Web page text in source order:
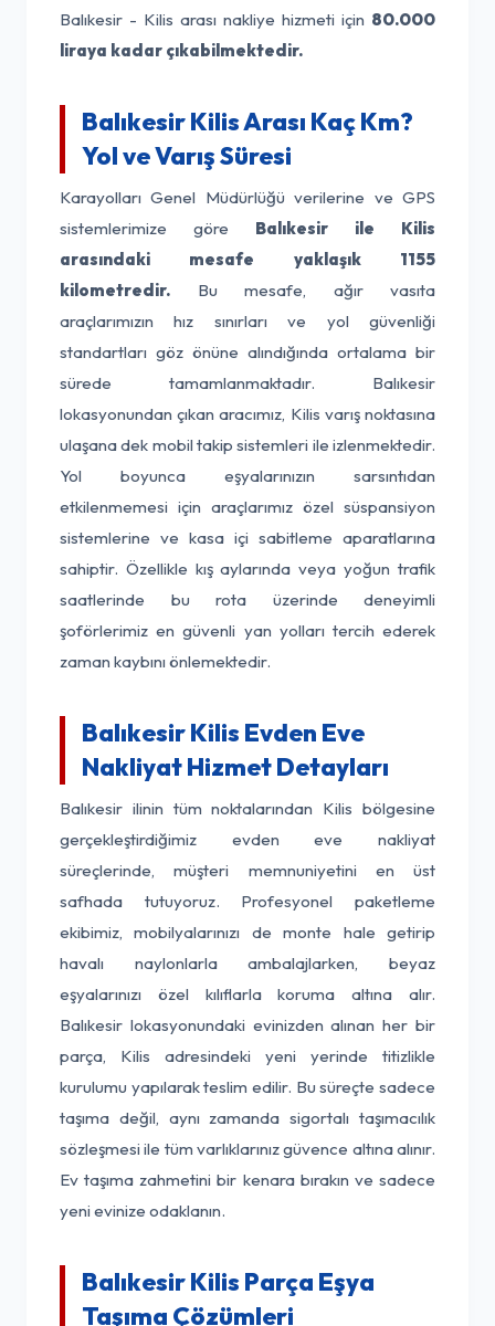
Balıkesir - Kilis arası nakliye hizmeti için 80.000
liraya kadar çıkabilmektedir.
Balıkesir Kilis Arası Kaç Km?
Yol ve Varış Süresi
Karayolları Genel Müdürlüğü verilerine ve GPS
sistemlerimize göre Balıkesir ile Kilis
arasındaki mesafe yaklaşık 1155
kilometredir. Bu mesafe, ağır vasıta
araçlarımızın hız sınırları ve yol güvenliği
standartları göz önüne alındığında ortalama bir
sürede tamamlanmaktadır. Balıkesir
lokasyonundan çıkan aracımız, Kilis varış noktasına
ulaşana dek mobil takip sistemleri ile izlenmektedir.
Yol boyunca eşyalarınızın sarsıntıdan
etkilenmemesi için araçlarımız özel süspansiyon
sistemlerine ve kasa içi sabitleme aparatlarına
sahiptir. Özellikle kış aylarında veya yoğun trafik
saatlerinde bu rota üzerinde deneyimli
şoförlerimiz en güvenli yan yolları tercih ederek
zaman kaybını önlemektedir.
Balıkesir Kilis Evden Eve
Nakliyat Hizmet Detayları
Balıkesir ilinin tüm noktalarından Kilis bölgesine
gerçekleştirdiğimiz evden eve nakliyat
süreçlerinde, müşteri memnuniyetini en üst
safhada tutuyoruz. Profesyonel paketleme
ekibimiz, mobilyalarınızı de monte hale getirip
havalı naylonlarla ambalajlarken, beyaz
eşyalarınızı özel kılıflarla koruma altına alır.
Balıkesir lokasyonundaki evinizden alınan her bir
parça, Kilis adresindeki yeni yerinde titizlikle
kurulumu yapılarak teslim edilir. Bu süreçte sadece
taşıma değil, aynı zamanda sigortalı taşımacılık
sözleşmesi ile tüm varlıklarınız güvence altına alınır.
Ev taşıma zahmetini bir kenara bırakın ve sadece
yeni evinize odaklanın.
Balıkesir Kilis Parça Eşya
Taşıma Çözümleri